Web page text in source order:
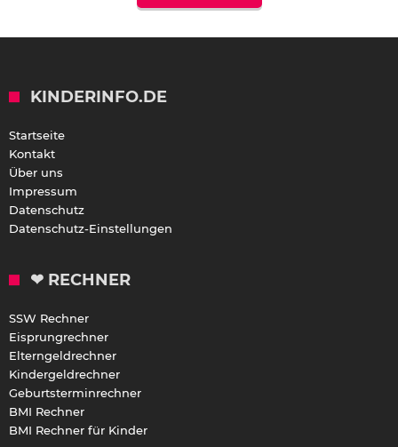
KINDERINFO.DE
Startseite
Kontakt
Über uns
Impressum
Datenschutz
Datenschutz-Einstellungen
❤ RECHNER
SSW Rechner
Eisprungrechner
Elterngeldrechner
Kindergeldrechner
Geburtsterminrechner
BMI Rechner
BMI Rechner für Kinder